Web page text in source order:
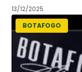
13/12/2025
BOTAFOGO